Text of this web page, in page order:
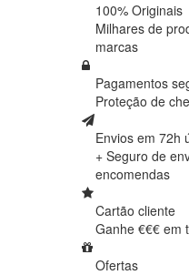
100% Originais
Milhares de
marcas
Pagamentos
Proteção de
Envios em 72h
+ Seguro de
encomendas
Cartão cliente
Ganhe €€€ em
Ofertas